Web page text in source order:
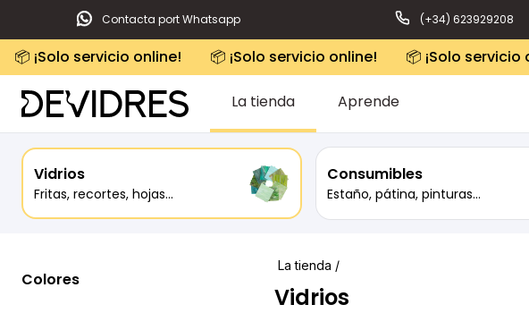
Contacta port Whatsapp (+34) 623929208
📦 ¡Solo servicio online! 📦 ¡Solo servicio online! 📦 ¡Solo servicio
La tienda Aprende
Vidrios
Fritas, recortes, hojas...
Consumibles
Estaño, pátina, pinturas...
Colores
La tienda /
Vidrios